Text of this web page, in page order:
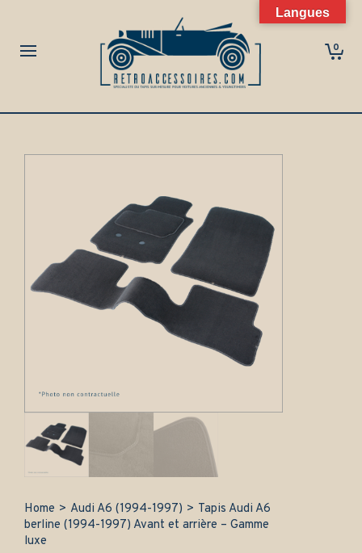
0
Home > Audi A6 (1994-1997) > Tapis Audi A6
berline (1994-1997) Avant et arrière – Gamme
luxe
Langues